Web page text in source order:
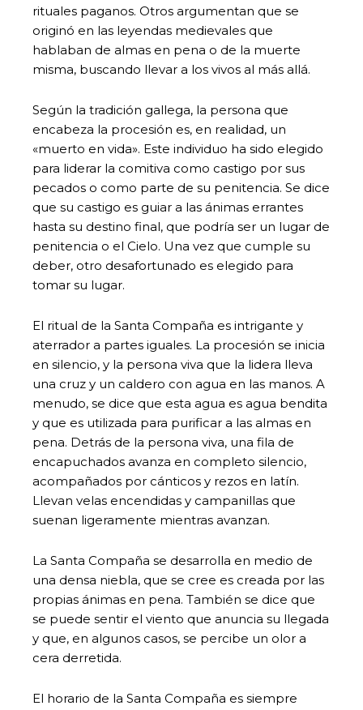
rituales paganos. Otros argumentan que se
originó en las leyendas medievales que
hablaban de almas en pena o de la muerte
misma, buscando llevar a los vivos al más allá.
Según la tradición gallega, la persona que
encabeza la procesión es, en realidad, un
«muerto en vida». Este individuo ha sido elegido
para liderar la comitiva como castigo por sus
pecados o como parte de su penitencia. Se dice
que su castigo es guiar a las ánimas errantes
hasta su destino final, que podría ser un lugar de
penitencia o el Cielo. Una vez que cumple su
deber, otro desafortunado es elegido para
tomar su lugar.
El ritual de la Santa Compaña es intrigante y
aterrador a partes iguales. La procesión se inicia
en silencio, y la persona viva que la lidera lleva
una cruz y un caldero con agua en las manos. A
menudo, se dice que esta agua es agua bendita
y que es utilizada para purificar a las almas en
pena. Detrás de la persona viva, una fila de
encapuchados avanza en completo silencio,
acompañados por cánticos y rezos en latín.
Llevan velas encendidas y campanillas que
suenan ligeramente mientras avanzan.
La Santa Compaña se desarrolla en medio de
una densa niebla, que se cree es creada por las
propias ánimas en pena. También se dice que
se puede sentir el viento que anuncia su llegada
y que, en algunos casos, se percibe un olor a
cera derretida.
El horario de la Santa Compaña es siempre